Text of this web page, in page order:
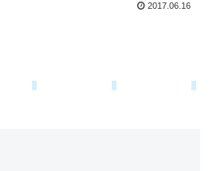
2017.06.16